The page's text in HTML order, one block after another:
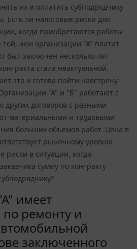
их и оплатить субподрядчику
Есть ли налоговые риски для
когда приобретаются работы
чем организации "А" платит
был заключен несколько лет
стала неактуальной.
это и готова пойти навстречу
"А" и "Б" работают с
договоров с разными
материальными и трудовыми
больших объемов работ. Цена в
рыночному уровню.
риски в ситуации, когда
сумму по контракту
имеет
по ремонту и
заключенного